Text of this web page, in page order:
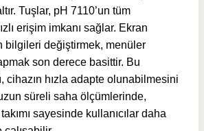
Tuşlar, pH 7110’un tüm
erişim imkanı sağlar. Ekran
bilgileri değiştirmek, menüler
son derece basittir. Bu
cihazın hızla adapte olunabilmesini
süreli saha ölçümlerinde,
sayesinde kullanıcılar daha